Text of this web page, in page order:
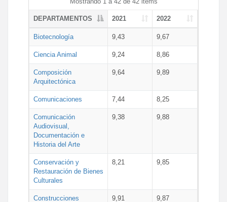
DEPARTAMENTOS 2021 2022
Biotecnología 9,43 9,67
Ciencia Animal 9,24 8,86
Composición
Arquitectónica
9,64 9,89
Comunicaciones 7,44 8,25
Comunicación
Audiovisual,
Documentación e
Historia del Arte
9,38 9,88
Conservación y
Restauración de Bienes
Culturales
8,21 9,85
Construcciones
9,91 9,87